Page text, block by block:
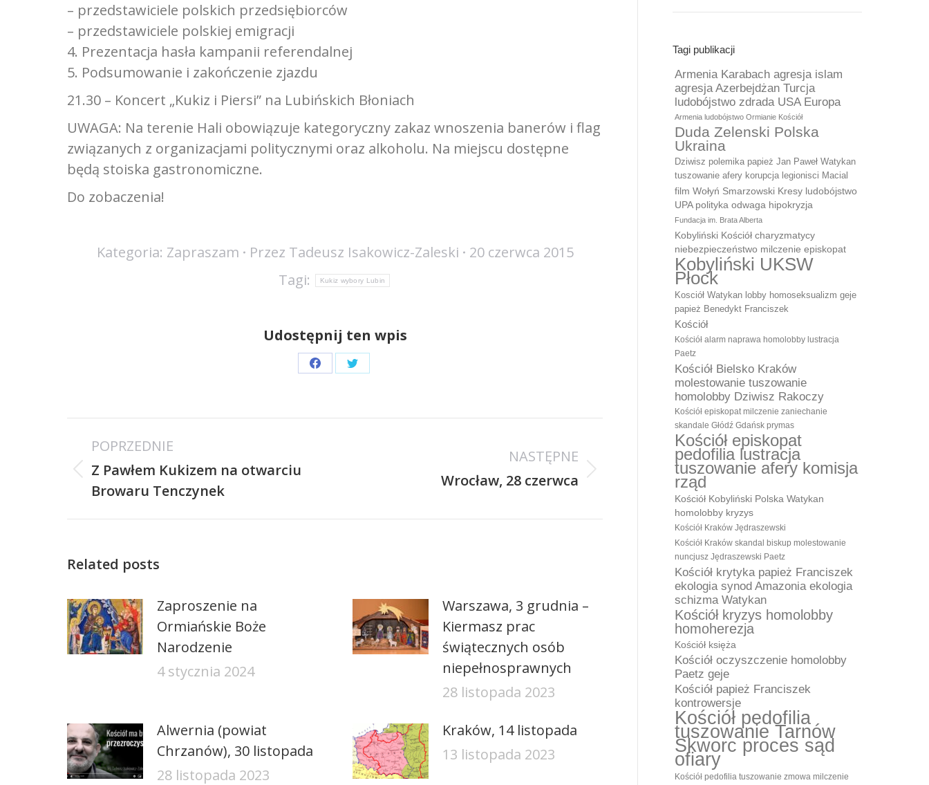
– przedstawiciele polskich przedsiębiorców
– przedstawiciele polskiej emigracji
4. Prezentacja hasła kampanii referendalnej
5. Podsumowanie i zakończenie zjazdu
21.30 – Koncert „Kukiz i Piersi” na Lubińskich Błoniach
UWAGA: Na terenie Hali obowiązuje kategoryczny zakaz wnoszenia banerów i flag
związanych z organizacjami politycznymi oraz alkoholu. Na miejscu dostępne
będą stoiska gastronomiczne.
Do zobaczenia!
Kategoria: Zapraszam Przez Tadeusz Isakowicz-Zaleski
20 czerwca 2015
Tagi:
Kukiz wybory Lubin
Udostępnij ten wpis
Share
Facebook
Share
Twitter
wpisów
POPRZEDNIE
Poprzedni
wpis:
Z Pawłem Kukizem na otwarciu
Browaru Tenczynek
NASTĘPNE
Wrocław, 28 czerwca
Related posts
Zaproszenie na
Ormiańskie Boże
Narodzenie
4 stycznia 2024
Warszawa, 3 grudnia –
Kiermasz prac
świątecznych osób
niepełnosprawnych
28 listopada 2023
Alwernia (powiat
Chrzanów), 30 listopada
28 listopada 2023
Kraków, 14 listopada
13 listopada 2023
Tagi publikacji
Armenia Karabach agresja islam
agresja Azerbejdżan Turcja
ludobójstwo zdrada USA Europa
Armenia ludobójstwo Ormianie Kościół
Duda Zelenski Polska
Ukraina
Dziwisz polemika papież Jan Paweł Watykan
tuszowanie afery korupcja legionisci Macial
film Wołyń Smarzowski Kresy ludobójstwo
UPA polityka odwaga hipokryzja
Fundacja im. Brata Alberta
Kobyliński Kościół charyzmatycy
niebezpieczeństwo milczenie episkopat
Kobyliński UKSW
Płock
Kosciół Watykan lobby homoseksualizm geje
papież Benedykt Franciszek
Kościół
Kościół alarm naprawa homolobby lustracja
Paetz
Kościół Bielsko Kraków
molestowanie tuszowanie
homolobby Dziwisz Rakoczy
Kościół episkopat milczenie zaniechanie
skandale Głódź Gdańsk prymas
Kościół episkopat
pedofilia lustracja
tuszowanie afery komisja
rząd
Kościół Kobyliński Polska Watykan
homolobby kryzys
Kościół Kraków Jędraszewski
Kościół Kraków skandal biskup molestowanie
nuncjusz Jędraszewski Paetz
Kościół krytyka papież Franciszek
ekologia synod Amazonia ekologia
schizma Watykan
Kościół kryzys homolobby
homoherezja
Kościół księża
Kościół oczyszczenie homolobby
Paetz geje
Kościół papież Franciszek
kontrowersje
Kościół pedofilia
tuszowanie Tarnów
Skworc proces sąd
ofiary
Kościół pedofilia tuszowanie zmowa milczenie